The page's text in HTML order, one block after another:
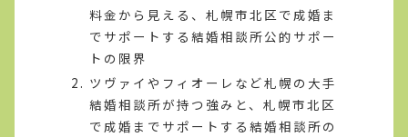
料金から見える、札幌市北区で成婚ま
でサポートする結婚相談所公的サポー
トの限界
ツヴァイやフィオーレなど札幌の大手
結婚相談所が持つ強みと、札幌市北区
で成婚までサポートする結婚相談所の